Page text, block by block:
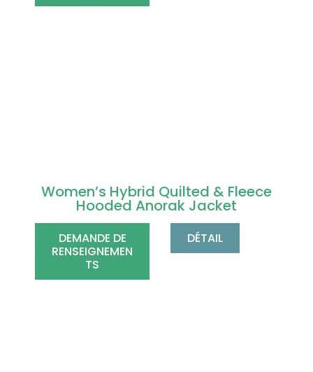
Women’s Hybrid Quilted & Fleece
Hooded Anorak Jacket
DEMANDE DE
RENSEIGNEMEN
TS
DÉTAIL